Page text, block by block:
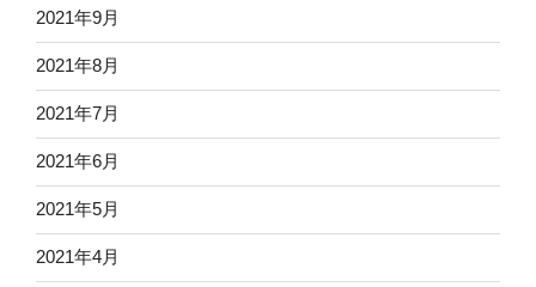
2021年9月
2021年8月
2021年7月
2021年6月
2021年5月
2021年4月